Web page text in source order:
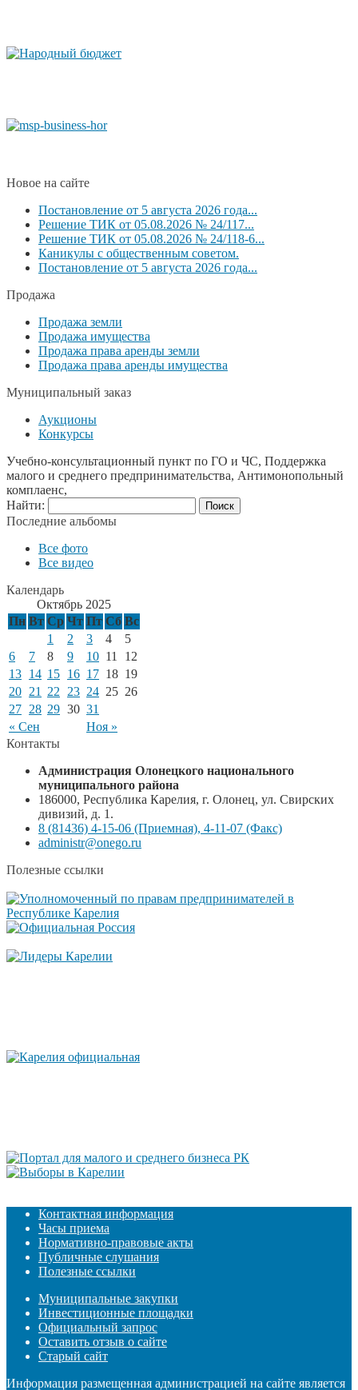
Новое на сайте
Постановление от 5 августа 2026 года...
Решение ТИК от 05.08.2026 № 24/117...
Решение ТИК от 05.08.2026 № 24/118-6...
Каникулы с общественным советом.
Постановление от 5 августа 2026 года...
Продажа
Продажа земли
Продажа имущества
Продажа права аренды земли
Продажа права аренды имущества
Муниципальный заказ
Аукционы
Конкурсы
Учебно-консультационный пункт по ГО и ЧС, Поддержка
малого и среднего предпринимательства, Антимонопольный
комплаенс,
Найти:
Последние альбомы
Все фото
Все видео
Календарь
Октябрь 2025
Пн Вт Ср Чт Пт Сб Вс
« Сен Ноя »
1 2 3 4
5
6
7 8 9 10 11
12
13 14 15 16 17 18 19
20 21 22 23 24 25 26
27 28 29 30 31
Контакты
Администрация Олонецкого национального
муниципального района
186000, Республика Карелия, г. Олонец, ул. Свирских
дивизий, д. 1.
8 (81436) 4-15-06 (Приемная), 4-11-07 (Факс)
administr@onego.ru
Полезные ссылки
Контактная информация
Часы приема
Нормативно-правовые акты
Публичные слушания
Полезные ссылки
Муниципальные закупки
Инвестиционные площадки
Официальный запрос
Оставить отзыв о сайте
Старый сайт
Информация размещенная администрацией на сайте является